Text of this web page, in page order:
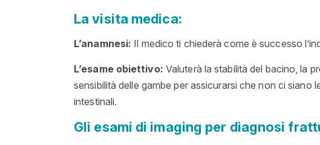
La visita medica:
L’anamnesi: Il medico ti chiederà come è successo
L’esame obiettivo: Valuterà la stabilità del bacino, la
sensibilità delle gambe per assicurarsi che non ci siano
intestinali.
Gli esami di imaging per diagnosi